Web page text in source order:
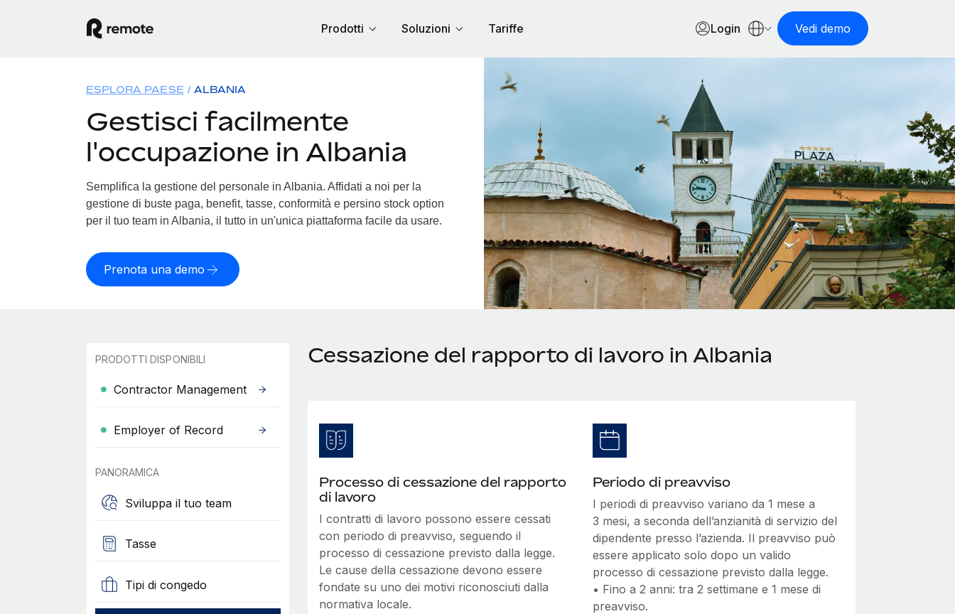
Prodotti Soluzioni Tariffe Login Vedi demo
ESPLORA PAESE ALBANIA
Gestisci facilmente
l'occupazione in Albania
Semplifica la gestione del personale in Albania. Affidati a noi per la
gestione di buste paga, benefit, tasse, conformità e persino stock option
per il tuo team in Albania, il tutto in un'unica piattaforma facile da usare.
Prenota una demo
PRODOTTI DISPONIBILI
Contractor Management
Employer of Record
PANORAMICA
Sviluppa il tuo team
Tasse
Tipi di congedo
Cessazione del rapporto di lavoro in Albania
Processo di cessazione del rapporto
di lavoro
I contratti di lavoro possono essere cessati
con periodo di preavviso, seguendo il
processo di cessazione previsto dalla legge.
Le cause della cessazione devono essere
fondate su uno dei motivi riconosciuti dalla
normativa locale.
Periodo di preavviso
I periodi di preavviso variano da 1 mese a
3 mesi, a seconda dell’anzianità di servizio del
dipendente presso l’azienda. Il preavviso può
essere applicato solo dopo un valido
processo di cessazione previsto dalla legge.
• Fino a 2 anni: tra 2 settimane e 1 mese di
preavviso.